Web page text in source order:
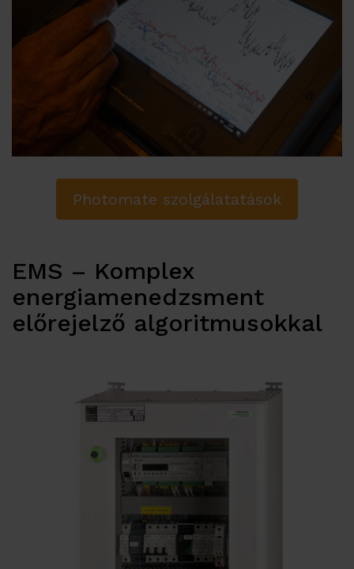
Photomate szolgálatatások
EMS – Komplex
energiamenedzsment
előrejelző algoritmusokkal